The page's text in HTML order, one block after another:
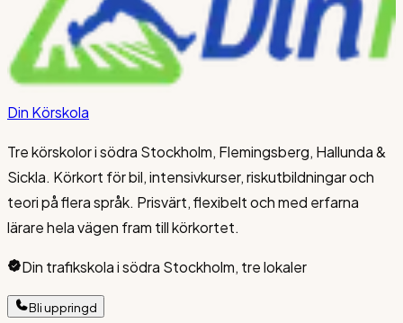
Din Körskola
Tre körskolor i södra Stockholm, Flemingsberg, Hallunda &
Sickla. Körkort för bil, intensivkurser, riskutbildningar och
teori på flera språk. Prisvärt, flexibelt och med erfarna
lärare hela vägen fram till körkortet.
Din trafikskola i södra Stockholm, tre lokaler
Bli uppringd